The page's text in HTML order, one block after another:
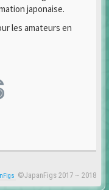
japonaise.
les amateurs en
©JapanFigs 2017 ~ 2018